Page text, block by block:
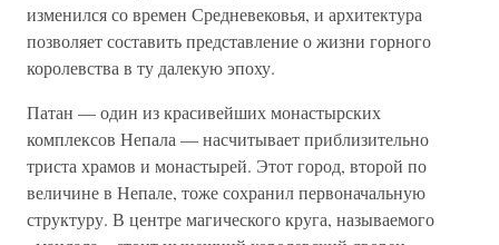
изменился со времен Средневековья, и архитектура
позволяет составить представление о жизни горного
королевства в ту далекую эпоху.
Патан — один из красивейших монастырских
комплексов Непала — насчитывает приблизительно
триста храмов и монастырей. Этот город, второй по
величине в Непале, тоже сохранил первоначальную
структуру. В центре магического круга, называемого